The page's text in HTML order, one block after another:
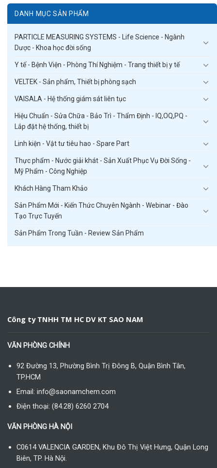
DANH MỤC SẢN PHẨM
PARTICLE MEASURING SYSTEMS - Life Science - Ngành
Dược - Khoa học đời sống
Y tế - Bệnh Viện - Phòng Thí Nghiệm - Trang thiết bị y tế
VELTEK - Sản phẩm, Thiết bị phòng sạch
VAISALA - Hệ thống giám sát liên tục
Hiệu Chuẩn - Sửa Chữa - Bảo Trì - Thẩm Định - IQ,OQ,PQ -
Lắp đặt hệ thống, thiết bị
Linh kiện - Vật tư tiêu hao - Spare Part
Thực phẩm - Nước giải khát - Sản Xuất Phục Vụ Đời Sống -
Mỹ Phẩm - Công Nghiệp
Khách Hàng Tham Khảo
Sản Phẩm Mới - Kiến Thức Chuyên Ngành - Webinar - Đào
Tạo Trực Tuyến
Sản Phẩm Trong Tuần - Review Sản Phẩm
Công ty TNHH TM HC DV KT SAO NAM
VĂN PHÒNG CHÍNH
92 Đường 13, Phường Bình Trị Đông B, Quận Bình Tân,
TP.HCM
Email: info@saonamchem.com
Điện thoại: (84.28) 6260 2704
VĂN PHÒNG HÀ NỘI
C0614 VALENCIA GARDEN, Khu Đô Thị Việt Hưng, Quận Long
Biên, TP. Hà Nội.